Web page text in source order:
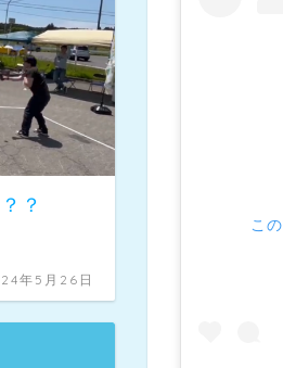
？
年5月26日
こ